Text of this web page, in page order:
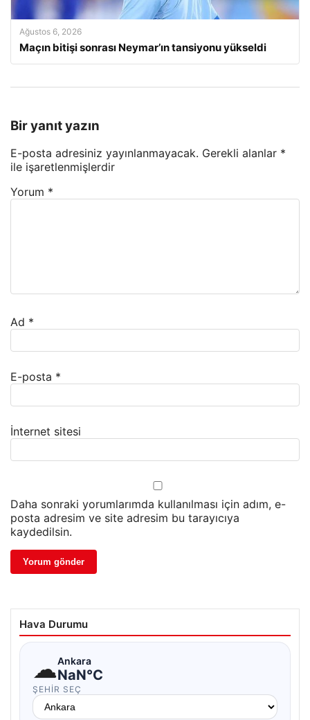
Ağustos 6, 2026
Maçın bitişi sonrası Neymar’ın tansiyonu yükseldi
Bir yanıt yazın
E-posta adresiniz yayınlanmayacak. Gerekli alanlar *
ile işaretlenmişlerdir
Yorum *
Ad *
E-posta *
İnternet sitesi
Daha sonraki yorumlarımda kullanılması için adım, e-
posta adresim ve site adresim bu tarayıcıya
kaydedilsin.
Hava Durumu
☁Ankara
NaN°C
ŞEHIR SEÇ